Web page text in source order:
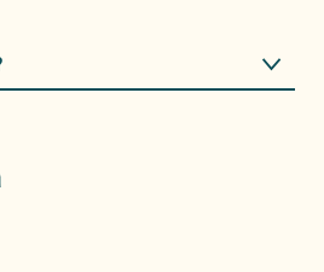
hacer por los